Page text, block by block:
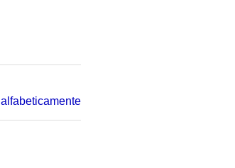
alfabeticamente